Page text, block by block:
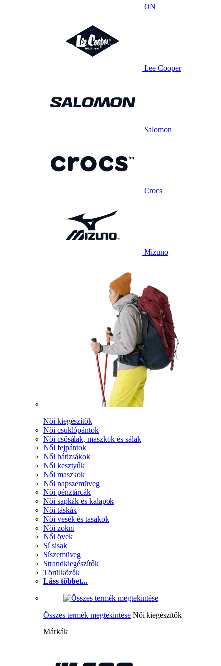
ON
Lee Cooper
Salomon
Crocs
Mizuno
Női kiegészítők
Női csuklópántok
Női csősálak, maszkok és sálak
Női fejpántok
Női hátizsákok
Női kesztyűk
Női maszkok
Női napszemüveg
Női pénztárcák
Női sapkák és kalapok
Női táskák
Női vesék és tasakok
Női zokni
Női övek
Sí sisak
Síszemüveg
Strandkiegészítők
Törülközők
Láss többet...
Összes termék megtekintése Női kiegészítők
Márkák